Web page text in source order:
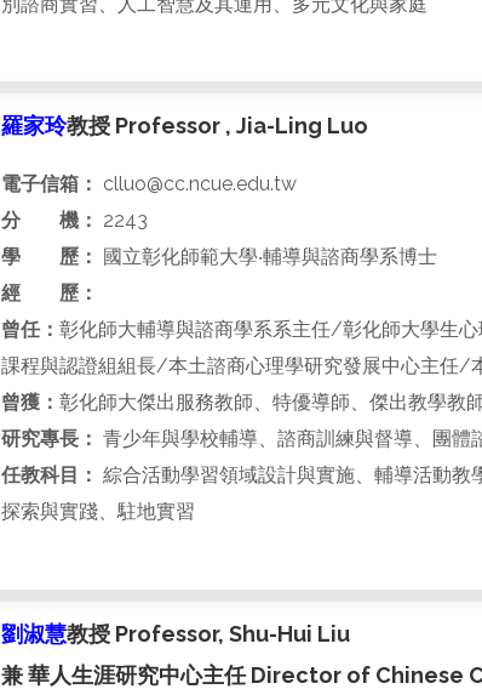
羅家玲教授 Professor , Jia-Ling Luo
電子信箱： clluo@cc.ncue.edu.tw
分 機： 2243
學 歷：
國立彰化師範大學‧輔導與諮商學系博士
經 歷：
曾任： 彰化師大輔導與諮商學系系主任/彰化師大學生
課程與認證組組長/本土諮商心理學研究發展中心主任
曾獲： 彰化師大傑出服務教師、特優導師、傑出教學教
研究專長： 青少年與學校輔導、諮商訓練與督導、團
任教科目： 綜合活動學習領域設計與實施、輔導活動
探索與實踐、駐地實習
劉淑慧教授 Professor, Shu-Hui Liu
兼 華人生涯研究中心主任 Director of Chinese